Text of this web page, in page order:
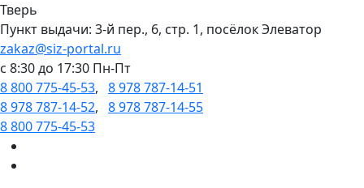
Тверь
Пункт выдачи: 3-й пер., 6, стр. 1, посёлок Элеватор
zakaz@siz-portal.ru
c 8:30 до 17:30 Пн-Пт
8 800 775-45-53, 8 978 787-14-51
8 978 787-14-52, 8 978 787-14-55
8 800 775-45-53